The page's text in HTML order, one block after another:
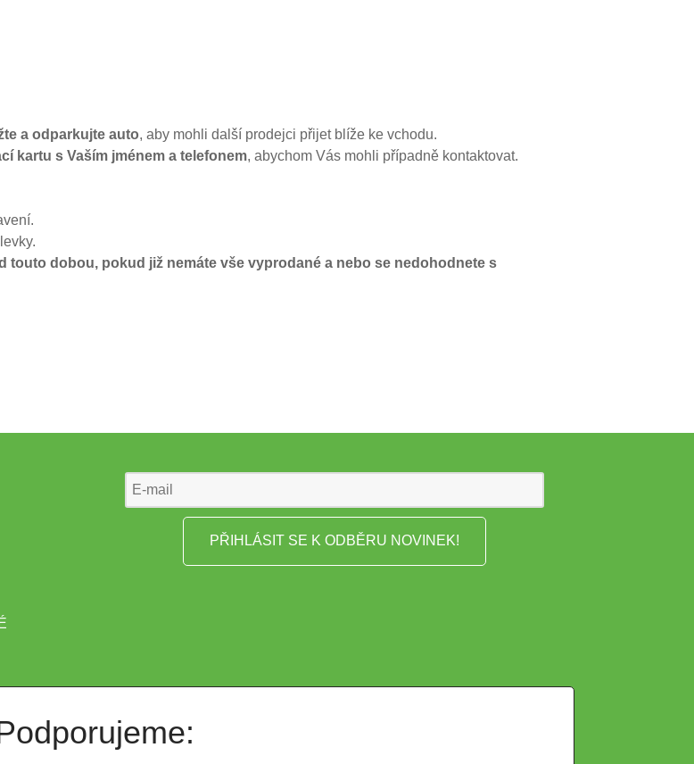
a odparkujte auto, aby mohli další prodejci přijet blíže ke vchodu.
kartu s Vaším jménem a telefonem, abychom Vás mohli případně kontaktovat.
touto dobou, pokud již nemáte vše vyprodané a nebo se nedohodnete s